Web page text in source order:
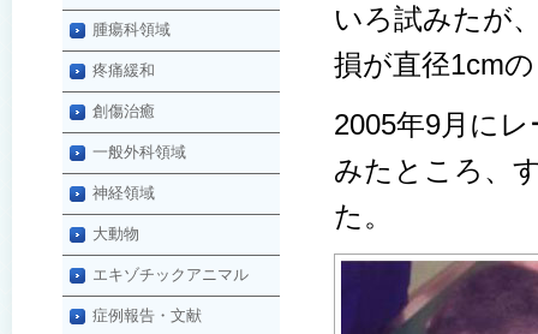
いろ試みたが
損が直径1cm
2005年9月に
みたところ、
た。
腫瘍科領域
疼痛緩和
創傷治癒
一般外科領域
神経領域
大動物
エキゾチックアニマル
症例報告・文献